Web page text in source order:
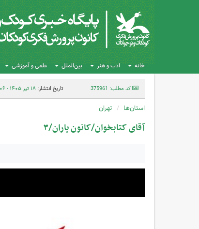
خانه ادب و هنر بین‌الملل علمی و آموزشی
کد مطلب: 375961 تاریخ انتشار:۱۸ تیر ۱۴۰۵ - ۱۴:۰۶
استان‌ها تهران
آقای کتابخوان/کانون یاران/۳